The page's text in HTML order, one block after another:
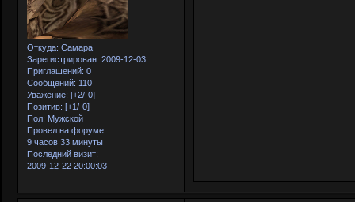
Откуда: Самара
Зарегистрирован: 2009-12-03
Приглашений: 0
Сообщений: 110
Уважение: [+2/-0]
Позитив: [+1/-0]
Пол: Мужской
Провел на форуме:
9 часов 33 минуты
Последний визит:
2009-12-22 20:00:03